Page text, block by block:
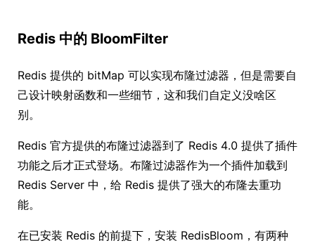
Redis 中的 BloomFilter
Redis 提供的 bitMap 可以实现布隆过滤器，但是需要自
己设计映射函数和一些细节，这和我们自定义没啥区
别。
Redis 官方提供的布隆过滤器到了 Redis 4.0 提供了插件
功能之后才正式登场。布隆过滤器作为一个插件加载到
Redis Server 中，给 Redis 提供了强大的布隆去重功
能。
在已安装 Redis 的前提下，安装 RedisBloom，有两种